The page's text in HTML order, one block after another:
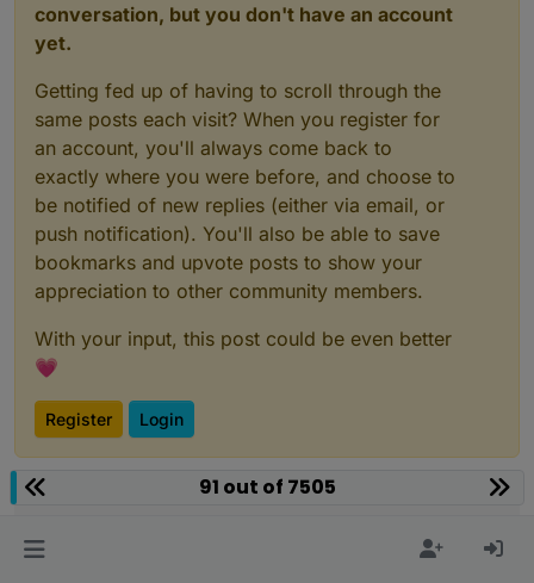
conversation, but you don't have an account
yet.
Getting fed up of having to scroll through the
same posts each visit? When you register for
an account, you'll always come back to
exactly where you were before, and choose to
be notified of new replies (either via email, or
push notification). You'll also be able to save
bookmarks and upvote posts to show your
appreciation to other community members.
With your input, this post could be even better
💗
Register Login
91 out of 7505